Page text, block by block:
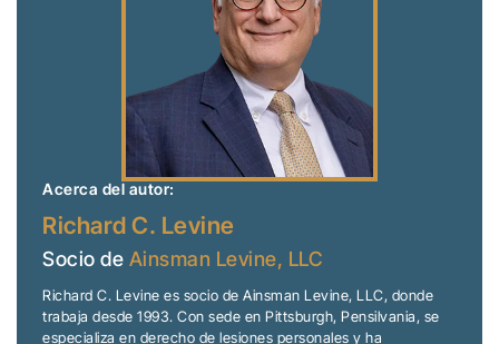
Acerca del autor:
Richard C. Levine
Socio de Ainsman Levine, LLC
Richard C. Levine es socio de Ainsman Levine, LLC, donde
trabaja desde 1993. Con sede en Pittsburgh, Pensilvania, se
especializa en derecho de lesiones personales y ha